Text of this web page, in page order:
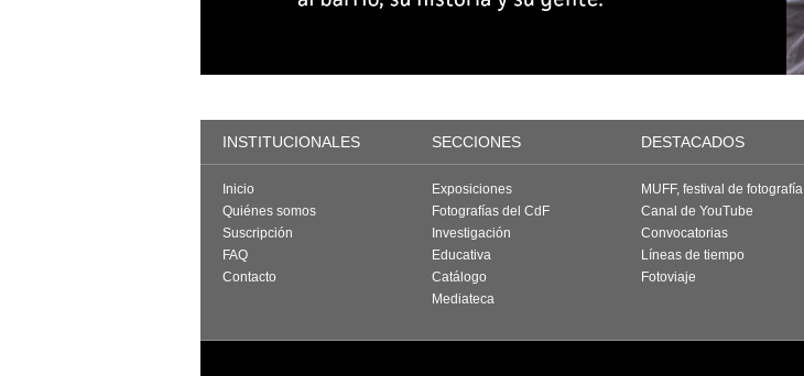
INSTITUCIONALES SECCIONES DESTACADOS
Inicio
Quiénes somos
Suscripción
FAQ
Contacto
Exposiciones
Fotografías del CdF
Investigación
Educativa
Catálogo
Mediateca
MUFF, festival de fotografía
Canal de YouTube
Convocatorias
Líneas de tiempo
Fotoviaje